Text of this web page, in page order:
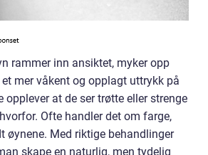
rammer inn ansiktet, myker opp
mer våkent og opplagt uttrykk på
opplever at de ser trøtte eller strenge
Ofte handler det om farge,
øynene. Med riktige behandlinger
skape en naturlig, men tydelig